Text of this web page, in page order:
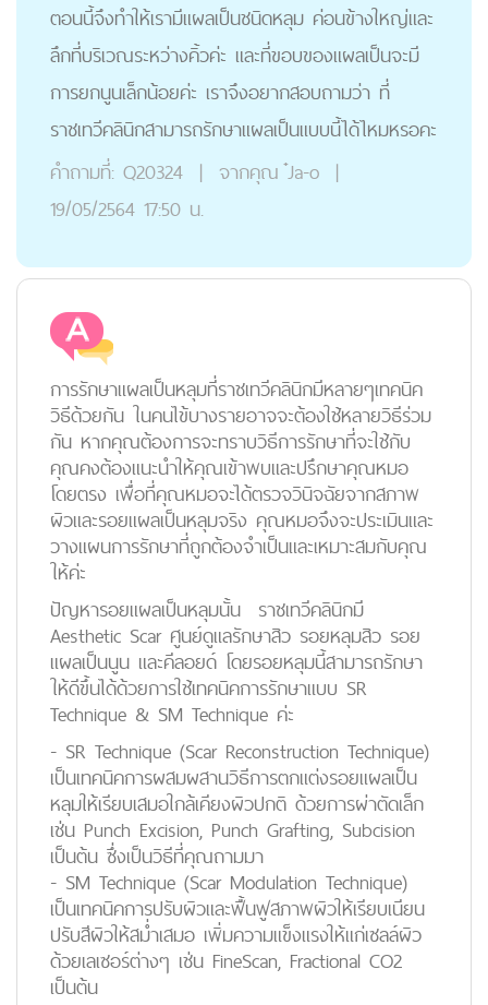
ตอนนี้จึงทำให้เรามีแผลเป็นชนิดหลุม ค่อนข้างใหญ่และ
ลึกที่บริเวณระหว่างคิ้วค่ะ และที่ขอบของแผลเป็นจะมี
การยกนูนเล็กน้อยค่ะ เราจึงอยากสอบถามว่า ที่
ราชเทวีคลินิกสามารถรักษาแผลเป็นแบบนี้ได้ไหมหรอคะ
คำถามที่: Q20324 | จากคุณ ๋Ja-o |
19/05/2564 17:50 น.
การรักษาแผลเป็นหลุมที่ราชเทวีคลินิกมีหลายๆเทคนิค
วิธีด้วยกัน ในคนไข้บางรายอาจจะต้องใช้หลายวิธีร่วม
กัน หากคุณต้องการจะทราบวิธีการรักษาที่จะใช้กับ
คุณคงต้องแนะนำให้คุณเข้าพบและปรึกษาคุณหมอ
โดยตรง เพื่อที่คุณหมอจะได้ตรวจวินิจฉัยจากสภาพ
ผิวและรอยแผลเป็นหลุมจริง คุณหมอจึงจะประเมินและ
วางแผนการรักษาที่ถูกต้องจำเป็นและเหมาะสมกับคุณ
ให้ค่ะ
ปัญหารอยแผลเป็นหลุมนั้น ราชเทวีคลินิกมี
Aesthetic Scar ศูนย์ดูแลรักษาสิว รอยหลุมสิว รอย
แผลเป็นนูน และคีลอยด์ โดยรอยหลุมนี้สามารถรักษา
ให้ดีขึ้นได้ด้วยการใช้เทคนิคการรักษาแบบ SR
Technique & SM Technique ค่ะ
- SR Technique (Scar Reconstruction Technique)
เป็นเทคนิคการผสมผสานวิธีการตกแต่งรอยแผลเป็น
หลุมให้เรียบเสมอใกล้เคียงผิวปกติ ด้วยการผ่าตัดเล็ก
เช่น Punch Excision, Punch Grafting, Subcision
เป็นต้น ซึ่งเป็นวิธีที่คุณถามมา
- SM Technique (Scar Modulation Technique)
เป็นเทคนิคการปรับผิวและฟื้นฟูสภาพผิวให้เรียบเนียน
ปรับสีผิวให้สม่ำเสมอ เพิ่มความแข็งแรงให้แก่เซลล์ผิว
ด้วยเลเซอร์ต่างๆ เช่น FineScan, Fractional CO2
เป็นต้น